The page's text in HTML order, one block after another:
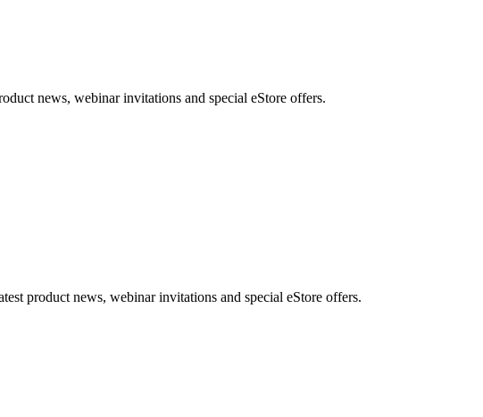
news, webinar invitations and special eStore offers.
product news, webinar invitations and special eStore offers.